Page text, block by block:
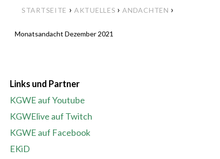
STARTSEITE › AKTUELLES › ANDACHTEN ›
Monatsandacht Dezember 2021
Links und Partner
KGWE auf Youtube
KGWElive auf Twitch
KGWE auf Facebook
EKiD